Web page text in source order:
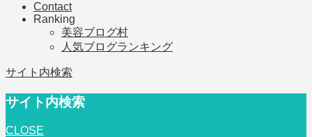
Contact
Ranking
美容ブログ村
人気ブログランキング
サイト内検索
サイト内検索
CLOSE